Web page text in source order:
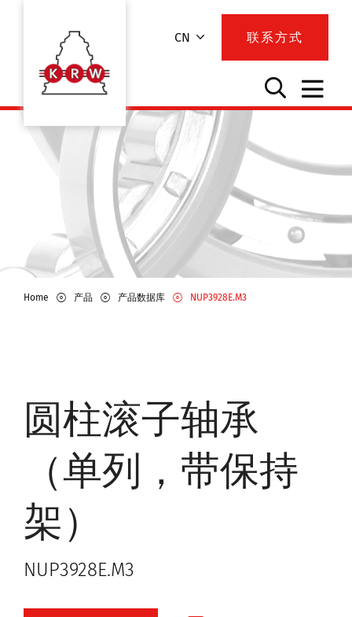
CN 联系方式
Home 产品 产品数据库 NUP3928E.M3
圆柱滚子轴承
（单列，带保持
架）
NUP3928E.M3